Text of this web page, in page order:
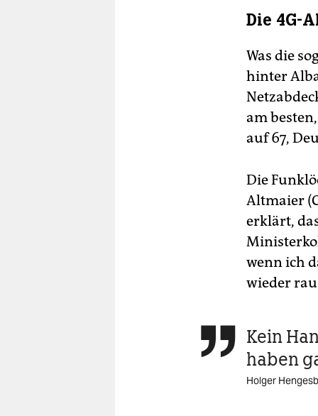
Die 4G-
Was die
hinter
am
auf 67,
Die
Altmaier
erklärt,
wenn ich
wieder
 Kein
haben
Holger